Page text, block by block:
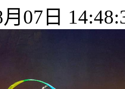
07日